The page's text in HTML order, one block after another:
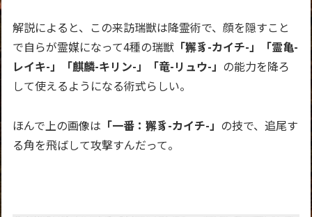
解説によると、この来訪瑞獣は降霊術で、顔を隠すこと
で自らが霊媒になって4種の瑞獣 「獬豸-カイチ-」「霊亀-
レイキ-」「麒麟-キリン-」「竜-リュウ-」 の能力を降ろ
して使えるようになる術式らしい。
ほんで上の画像は 「一番：獬豸-カイチ-」 の技で、追尾す
る角を飛ばして攻撃すんだって。